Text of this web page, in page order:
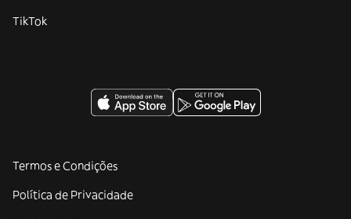
TikTok
Termos e Condições
Política de Privacidade